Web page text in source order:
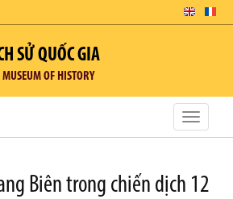
SỬ QUỐC GIA
OF HISTORY
Toggle
Biên trong chiến dịch 12